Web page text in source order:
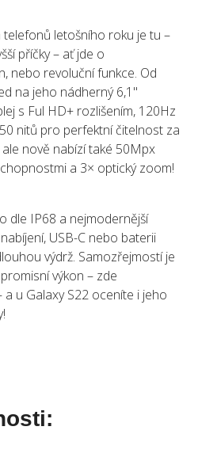
telefonů letošního roku je tu –
příčky – ať jde o
nebo revoluční funkce. Od
na jeho nádherný 6,1"
s Ful HD+ rozlišením, 120Hz
nitů pro perfektní čitelnost za
nově nabízí také 50Mpx
a 3× optický zoom!
dle IP68 a nejmodernější
USB-C nebo baterii
výdrž. Samozřejmostí je
výkon – zde
u Galaxy S22 oceníte i jeho